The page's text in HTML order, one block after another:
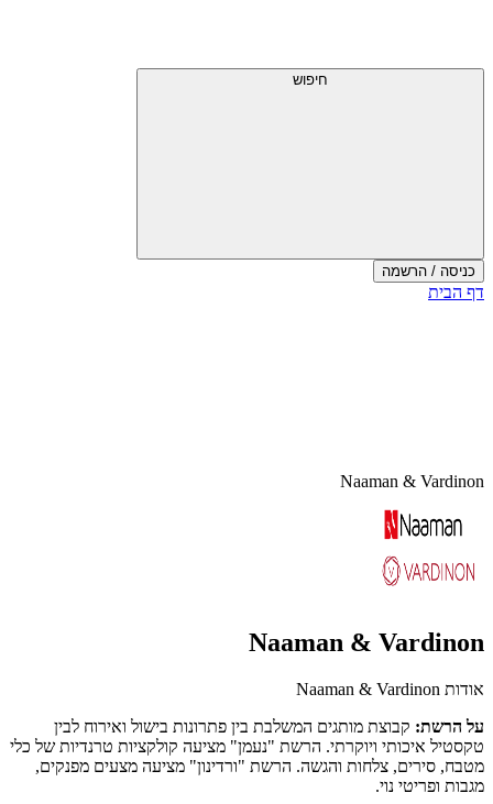
עליון
חיפוש
כניסה / הרשמה
סוף
דף הבית
Naaman & Vardinon
Naaman & Vardinon
אודות Naaman & Vardinon
על הרשת: קבוצת מותגים המשלבת בין פתרונות בישול ואירוח לבין
טקסטיל איכותי ויוקרתי. הרשת "נעמן" מציעה קולקציות טרנדיות של כלי
מטבח, סירים, צלחות והגשה. הרשת "ורדינון" מציעה מצעים מפנקים,
מגבות ופריטי נוי.